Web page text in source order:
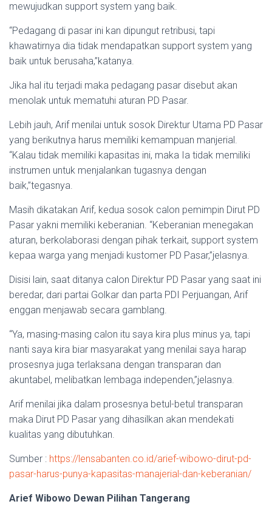
mewujudkan support system yang baik.
“Pedagang di pasar ini kan dipungut retribusi, tap⁬i
khawatirnya dia tidak mendapatkan support system yang
baik untuk berusaha,”katanya.
Jika hal itu terjadi maka pedagang pasar disebut akan
menolak untuk mematuhi aturan PD Pasar.
Lebih jauh, Arif menilai untuk sosok Direktur Utama PD Pasar
yang berikutnya harus memiliki kemampuan manjerial.
“Kalau tidak memiliki kapasitas ini, maka Ia tidak memiliki
instrumen untuk menjalankan tugasnya dengan
baik,”tegasnya.
Masih dikatakan Arif, kedua sosok calon pemimpin Dirut PD
Pasar yakni memiliki keberanian. “Keberanian menegakan
aturan, berkolaborasi dengan pihak terkait, support system
kepaa warga yang menjadi kustomer PD Pasar,”jelasnya.
Disisi lain, saat ditanya calon Direktur PD Pasar yang saat ini
beredar, dari partai Golkar dan parta PDI Perjuangan, Arif
enggan menjawab secara gamblang.
“Ya, masing-masing calon itu saya kira plus minus ya, tapi
nanti saya kira biar masyarakat yang menilai saya harap
prosesnya juga terlaksana dengan transparan dan
akuntabel, melibatkan lembaga independen,”jelasnya.
Arif menilai jika dalam prosesnya betul-betul transparan
maka Dirut PD Pasar yang dihasilkan akan mendekati
kualitas yang dibutuhkan.
Sumber : https://lensabanten.co.id/arief-wibowo-dirut-pd-
pasar-harus-punya-kapasitas-manajerial-dan-keberanian/
Arief Wibowo Dewan Pilihan Tangerang